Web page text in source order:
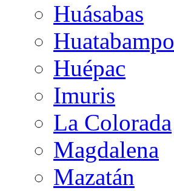
Huásabas
Huatabampo
Huépac
Imuris
La Colorada
Magdalena
Mazatán